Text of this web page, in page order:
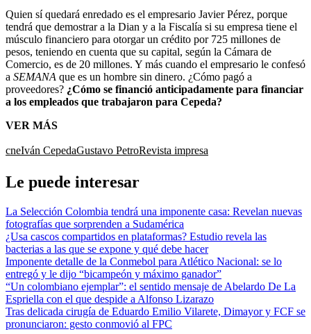
Quien sí quedará enredado es el empresario Javier Pérez, porque
tendrá que demostrar a la Dian y a la Fiscalía si su empresa tiene el
músculo financiero para otorgar un crédito por 725 millones de
pesos, teniendo en cuenta que su capital, según la Cámara de
Comercio, es de 20 millones. Y más cuando el empresario le confesó
a SEMANA que es un hombre sin dinero. ¿Cómo pagó a
proveedores? ¿Cómo se financió anticipadamente para financiar
a los empleados que trabajaron para Cepeda?
VER MÁS
cneIván CepedaGustavo PetroRevista impresa
Le puede interesar
La Selección Colombia tendrá una imponente casa: Revelan nuevas
fotografías que sorprenden a Sudamérica
¿Usa cascos compartidos en plataformas? Estudio revela las
bacterias a las que se expone y qué debe hacer
Imponente detalle de la Conmebol para Atlético Nacional: se lo
entregó y le dijo “bicampeón y máximo ganador”
“Un colombiano ejemplar”: el sentido mensaje de Abelardo De La
Espriella con el que despide a Alfonso Lizarazo
Tras delicada cirugía de Eduardo Emilio Vilarete, Dimayor y FCF se
pronunciaron: gesto conmovió al FPC